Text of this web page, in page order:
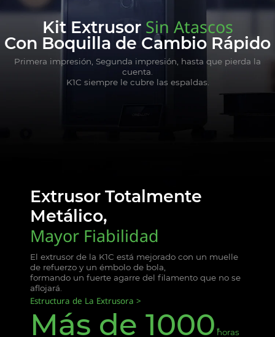
Kit Extrusor Sin Atascos
Con Boquilla de Cambio Rápido
Primera impresión, Segunda impresión, hasta que pierda la
cuenta.
K1C siempre le cubre las espaldas.
Extrusor Totalmente
Metálico,
Mayor Fiabilidad
El extrusor de la K1C está mejorado con un muelle
de refuerzo y un émbolo de bola,
formando un fuerte agarre del filamento que no se
aflojará.
Estructura de La Extrusora
Más de 1000 horas